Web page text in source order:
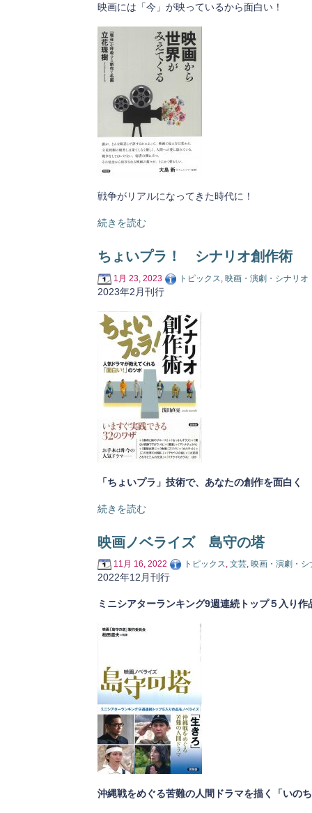
映画には「今」が映っているから面白い！
戦争がリアルになってきた時代に！
続きを読む
ちょいプラ！ シナリオ創作術
1月 23, 2023 トピックス 映画・演劇・シナリオ
2023年2月刊行
「ちょいプラ」技術で、あなたの創作を面白く
続きを読む
映画ノベライズ 島守の塔
11月 16, 2022 トピックス, 文芸, 映画・演劇・シ
2022年12月刊行
ミニシアターランキング9週連続トップ５入り作
沖縄戦をめぐる苦難の人間ドラマを描く「いの